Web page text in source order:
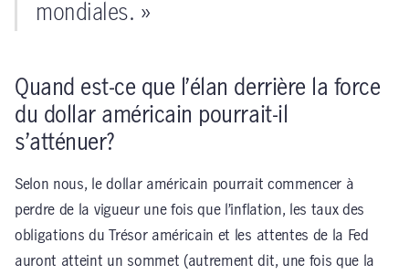
mondiales. »
Quand est-ce que l’élan derrière la force
du dollar américain pourrait-il
s’atténuer?
Selon nous, le dollar américain pourrait commencer à
perdre de la vigueur une fois que l’inflation, les taux des
obligations du Trésor américain et les attentes de la Fed
auront atteint un sommet (autrement dit, une fois que la